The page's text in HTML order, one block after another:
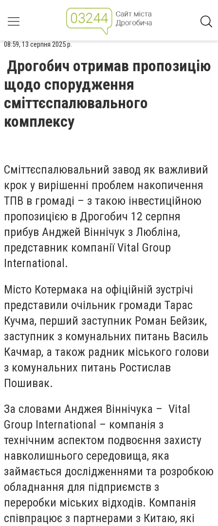
08:59, 13 серпня 2025 р.
Дрогобич отримав пропозицію
щодо спорудження
сміттєспалювального
комплексу
Сміттєспалювальний завод як важливий
крок у вирішенні проблем накопичення
ТПВ в громаді – з такою інвестиційною
пропозицією в Дрогобич 12 серпня
прибув Анджей Віннічук з Любліна,
представник компанії Vital Group
International.
Місто Котермака на офіційній зустрічі
представили очільник громади Тарас
Кучма, перший заступник Роман Бейзик,
заступник з комунальних питань Василь
Качмар, а також радник міського голови
з комунальних питань Ростислав
Пошивак.
За словами Анджея Віннічука – Vital
Group International – компанія з
технічним аспектом подвоєння захисту
навколишнього середовища, яка
займається дослідженнями та розробкою
обладнання для підприємств з
переробки міських відходів. Компанія
співпрацює з партнерами з Китаю, які